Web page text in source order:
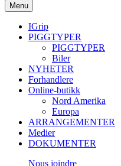
Menu
IGrip
PIGGTYPER
PIGGTYPER
Biler
NYHETER
Forhandlere
Online-butikk
Nord Amerika
Europa
ARRANGEMENTER
Medier
DOKUMENTER
Nous joindre